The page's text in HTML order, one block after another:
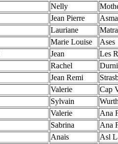
Nelly
Jean Pierre
Asma
Lauriane
Marie Louise
Ases
Jean
Les
Rachel
Jean Remi
Valerie
Cap
Sylvain
Valerie
Ana
Sabrina
Ana
Anais
Asl